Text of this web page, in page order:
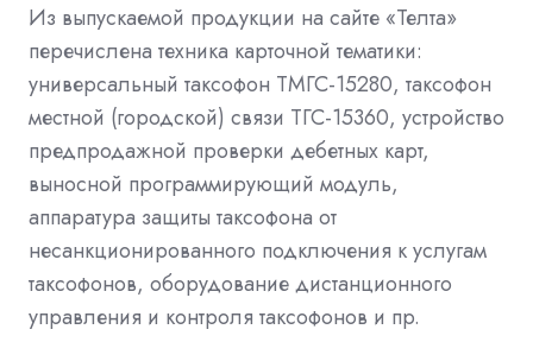
Из выпускаемой продукции на сайте «Телта»
перечислена техника карточной тематики:
универсальный таксофон ТМГС-15280, таксофон
местной (городской) связи ТГС-15360, устройство
предпродажной проверки дебетных карт,
выносной программирующий модуль,
аппаратура защиты таксофона от
несанкционированного подключения к услугам
таксофонов, оборудование дистанционного
управления и контроля таксофонов и пр.